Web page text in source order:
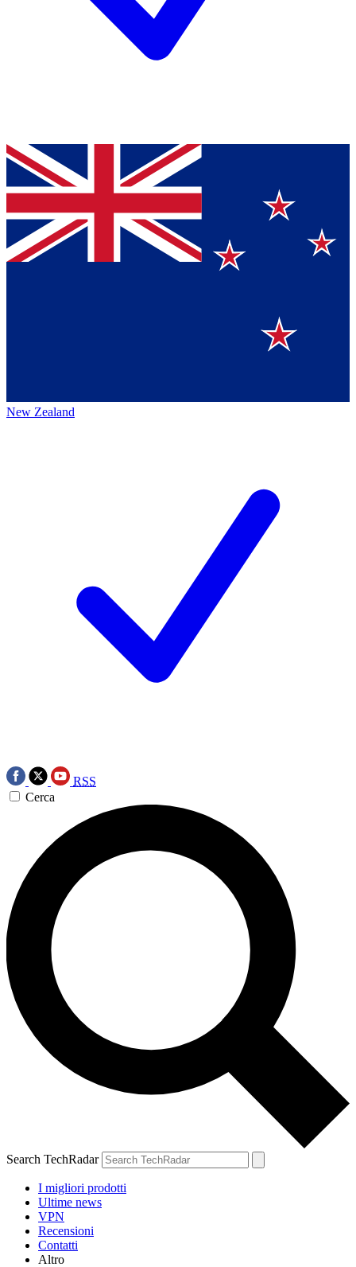
New Zealand
RSS
Cerca
Search TechRadar
I migliori prodotti
Ultime news
VPN
Recensioni
Contatti
Altro